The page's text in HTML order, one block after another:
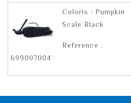
Coloris : Pumpkin
Scale Black
Reference :
699007004